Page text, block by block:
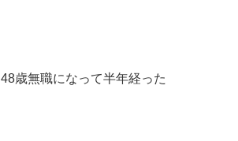
48歳無職になって半年経った